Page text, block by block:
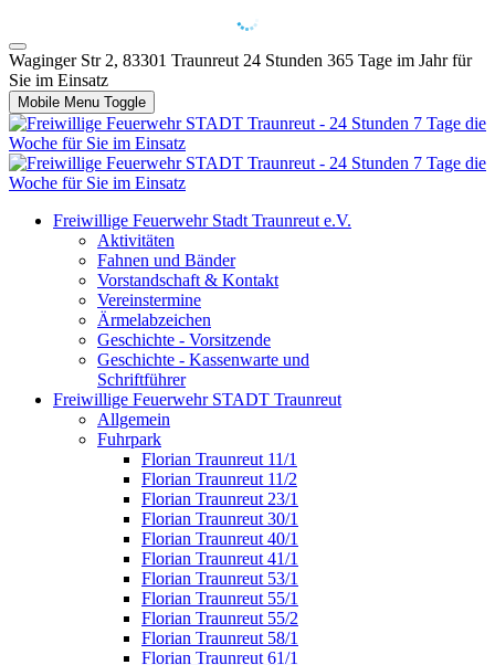
Waginger Str 2, 83301 Traunreut 24 Stunden 365 Tage im Jahr für
Sie im Einsatz
Mobile Menu Toggle
Freiwillige Feuerwehr Stadt Traunreut e.V.
Aktivitäten
Fahnen und Bänder
Vorstandschaft & Kontakt
Vereinstermine
Ärmelabzeichen
Geschichte - Vorsitzende
Geschichte - Kassenwarte und
Schriftführer
Freiwillige Feuerwehr STADT Traunreut
Allgemein
Fuhrpark
Florian Traunreut 11/1
Florian Traunreut 11/2
Florian Traunreut 23/1
Florian Traunreut 30/1
Florian Traunreut 40/1
Florian Traunreut 41/1
Florian Traunreut 53/1
Florian Traunreut 55/1
Florian Traunreut 55/2
Florian Traunreut 58/1
Florian Traunreut 61/1